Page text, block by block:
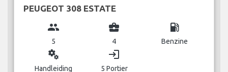
PEUGEOT 308 ESTATE
group
5
business_center
4
local_gas_station
Benzine
miscellaneous_services
Handleiding
login
5 Portier